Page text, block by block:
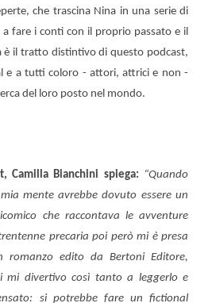
che trascina Nina in una serie di
a fare i conti con il proprio passato e il
è il tratto distintivo di questo podcast,
e a tutti coloro - attori, attrici e non -
del loro posto nel mondo.
Camilla Bianchini spiega: “Quando
mente avrebbe dovuto essere un
che raccontava le avventure
precaria poi però mi è presa
edito da Bertoni Editore,
mi divertivo così tanto a leggerlo e
si potrebbe fare un fictional